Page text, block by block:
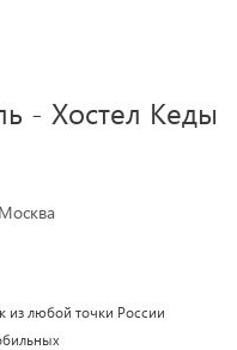
- Хостел Кеды
из любой точки России